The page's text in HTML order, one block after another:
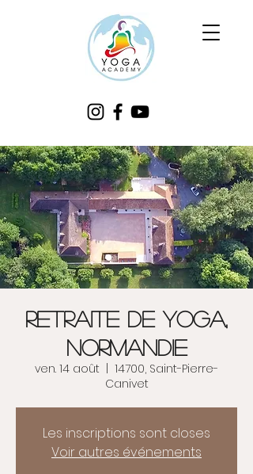
RETRAITE DE YOGA,
Normandie
ven. 14 août
14700, Saint-Pierre-
Canivet
Les inscriptions sont closes
Voir autres événements